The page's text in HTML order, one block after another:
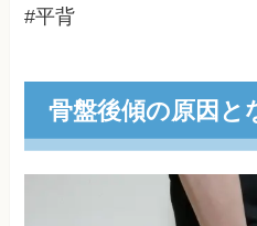
#平背
骨盤後傾の原因と